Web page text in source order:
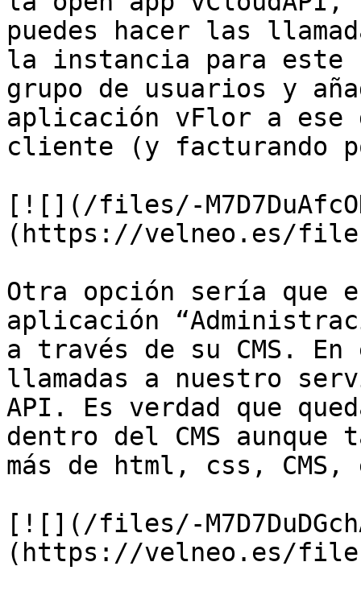
puedes hacer las
la instancia para este
grupo de usuarios y
aplicación vFlor a ese
cliente (y facturando
[![](/files/-
(https://velneo.es/
Otra opción sería que
aplicación
a través de su CMS.
llamadas a nuestro
API. Es verdad que
dentro del CMS aunque
más de html, css,
[![](/files/-
(https://velneo.es/